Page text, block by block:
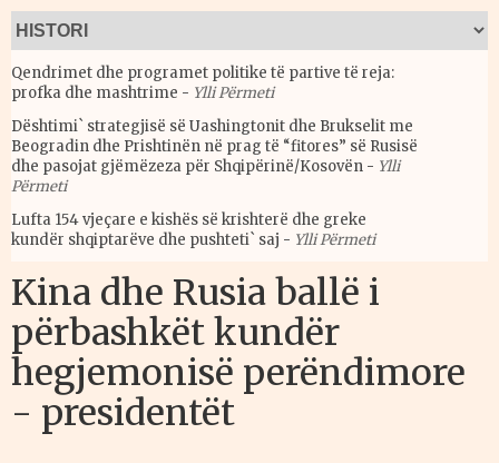
Qendrimet dhe programet politike të partive të reja:
profka dhe mashtrime - Ylli Përmeti
Dështimi` strategjisë së Uashingtonit dhe Brukselit me
Beogradin dhe Prishtinën në prag të “fitores” së Rusisë
dhe pasojat gjëmëzeza për Shqipërinë/Kosovën - Ylli
Përmeti
Lufta 154 vjeçare e kishës së krishterë dhe greke
kundër shqiptarëve dhe pushteti` saj - Ylli Përmeti
Kina dhe Rusia ballë i
përbashkët kundër
hegjemonisë perëndimore
- presidentët